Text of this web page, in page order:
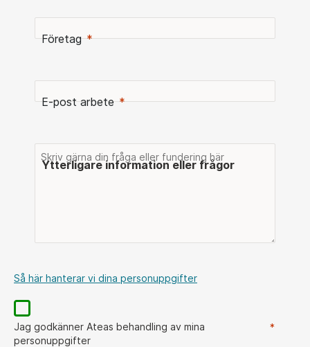
Företag
E-post arbete
Ytterligare information eller frågor
Så här hanterar vi dina personuppgifter
Jag godkänner Ateas behandling av mina
personuppgifter